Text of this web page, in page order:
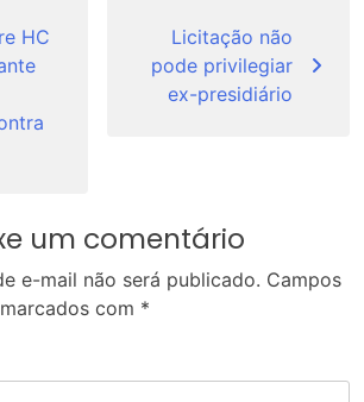
HC
Licitação não
pode privilegiar
ex-presidiário
um comentário
e-mail não será publicado. Campos
com *